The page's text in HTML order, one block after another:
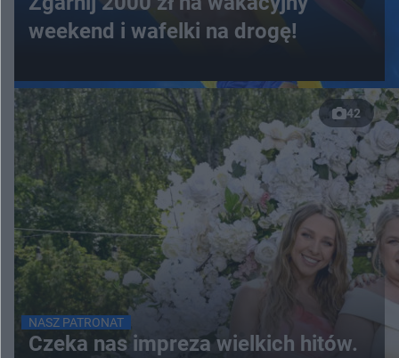
weekend i wafelki na drogę!
42
NASZ PATRONAT
Czeka nas impreza wielkich hitów.